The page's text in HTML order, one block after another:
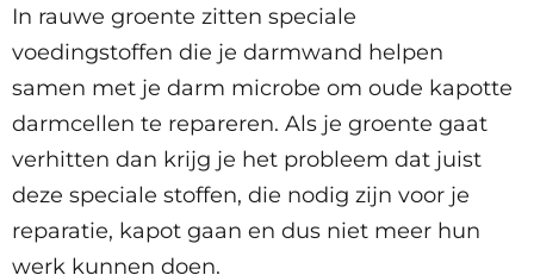
In rauwe groente zitten speciale
voedingstoffen die je darmwand helpen
samen met je darm microbe om oude kapotte
darmcellen te repareren. Als je groente gaat
verhitten dan krijg je het probleem dat juist
deze speciale stoffen, die nodig zijn voor je
reparatie, kapot gaan en dus niet meer hun
werk kunnen doen.